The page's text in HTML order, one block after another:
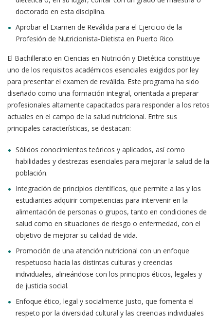
doctorado en esta disciplina.
Aprobar el Examen de Reválida para el Ejercicio de la
Profesión de Nutricionista-Dietista en Puerto Rico.
El Bachillerato en Ciencias en Nutrición y Dietética constituye
uno de los requisitos académicos esenciales exigidos por ley
para presentar el examen de reválida. Este programa ha sido
diseñado como una formación integral, orientada a preparar
profesionales altamente capacitados para responder a los retos
actuales en el campo de la salud nutricional. Entre sus
principales características, se destacan:
Sólidos conocimientos teóricos y aplicados, así como
habilidades y destrezas esenciales para mejorar la salud de la
población.
Integración de principios científicos, que permite a las y los
estudiantes adquirir competencias para intervenir en la
alimentación de personas o grupos, tanto en condiciones de
salud como en situaciones de riesgo o enfermedad, con el
objetivo de mejorar su calidad de vida.
Promoción de una atención nutricional con un enfoque
respetuoso hacia las distintas culturas y creencias
individuales, alineándose con los principios éticos, legales y
de justicia social.
Enfoque ético, legal y socialmente justo, que fomenta el
respeto por la diversidad cultural y las creencias individuales